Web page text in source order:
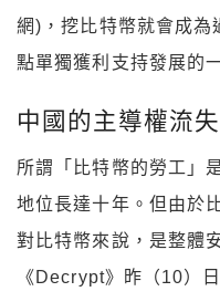
網)，挖比特幣就會成為
點單獨獲利支持發展的
中國的主導權流失
所謂「比特幣的勞工」
地位長達十年。但由於
對比特幣來說，是整體
《Decrypt》昨（10）